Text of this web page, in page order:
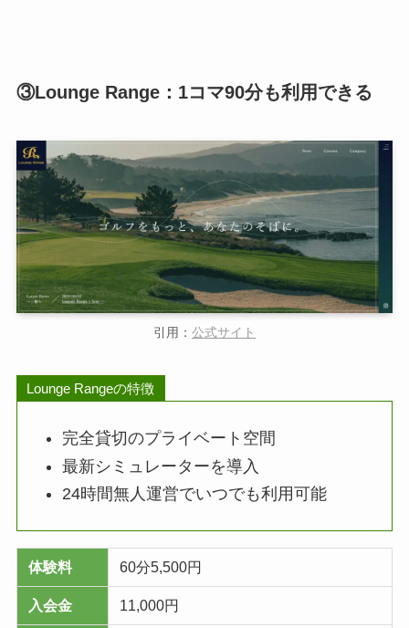
③Lounge Range：1コマ90分も利用できる
引用： 公式サイト
Lounge Rangeの特徴
完全貸切のプライベート空間
最新シミュレーターを導入
24時間無人運営でいつでも利用可能
体験料 60分5,500円
入会金 11,000円